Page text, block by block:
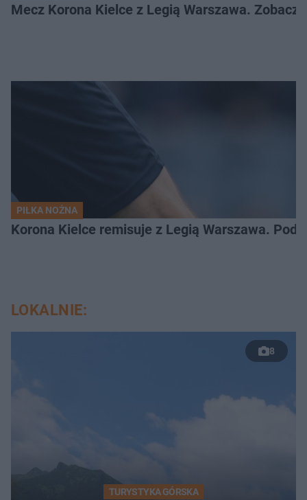
Mecz Korona Kielce z Legią Warszawa. Zobacz
PIŁKA NOŻNA
Korona Kielce remisuje z Legią Warszawa.
LOKALNIE:
8
TURYSTYKA GÓRSKA